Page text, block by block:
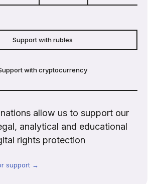
Support with rubles
with cryptocurrency
allow us to support our
analytical and educational
rights protection
support →